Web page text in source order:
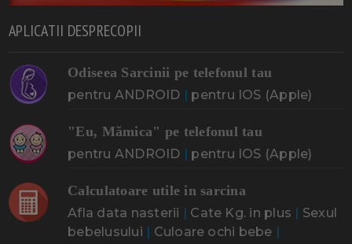
APLICATII DESPRECOPII
Odiseea Sarcinii pe telefonul tau
pentru ANDROID | pentru IOS (Apple)
"Eu, Mămica" pe telefonul tau
pentru ANDROID | pentru IOS (Apple)
Calculatoare utile in sarcina
Afla data nasterii | Cate Kg. in plus | Sexul
bebelusului | Culoare ochi bebe |